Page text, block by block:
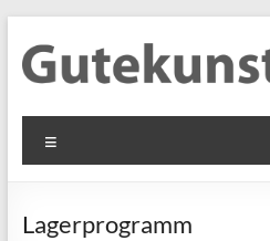
contenido
Gutekunst
Formfedern
GmbH
Informationen
Flachmaterial
Lagerprogramm